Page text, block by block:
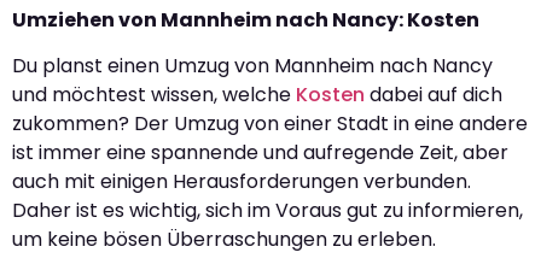
Umziehen von Mannheim nach Nancy: Kosten
Du planst einen Umzug von Mannheim nach Nancy
und möchtest wissen, welche Kosten dabei auf dich
zukommen? Der Umzug von einer Stadt in eine andere
ist immer eine spannende und aufregende Zeit, aber
auch mit einigen Herausforderungen verbunden.
Daher ist es wichtig, sich im Voraus gut zu informieren,
um keine bösen Überraschungen zu erleben.